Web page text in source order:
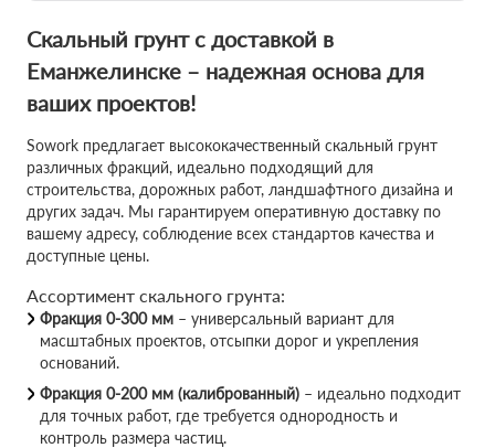
Скальный грунт с доставкой в
Еманжелинске – надежная основа для
ваших проектов!
Sowork предлагает высококачественный скальный грунт
различных фракций, идеально подходящий для
строительства, дорожных работ, ландшафтного дизайна и
других задач. Мы гарантируем оперативную доставку по
вашему адресу, соблюдение всех стандартов качества и
доступные цены.
Ассортимент скального грунта:
Фракция 0-300 мм – универсальный вариант для
масштабных проектов, отсыпки дорог и укрепления
оснований.
Фракция 0-200 мм (калиброванный) – идеально подходит
для точных работ, где требуется однородность и
контроль размера частиц.